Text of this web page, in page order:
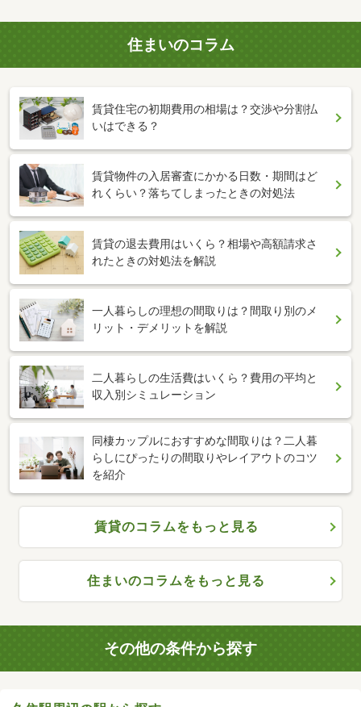
住まいのコラム
賃貸住宅の初期費用の相場は？交渉や分割払
いはできる？
賃貸物件の入居審査にかかる日数・期間はど
れくらい？落ちてしまったときの対処法
賃貸の退去費用はいくら？相場や高額請求さ
れたときの対処法を解説
一人暮らしの理想の間取りは？間取り別のメ
リット・デメリットを解説
二人暮らしの生活費はいくら？費用の平均と
収入別シミュレーション
同棲カップルにおすすめな間取りは？二人暮
らしにぴったりの間取りやレイアウトのコツ
を紹介
賃貸のコラムをもっと見る
住まいのコラムをもっと見る
その他の条件から探す